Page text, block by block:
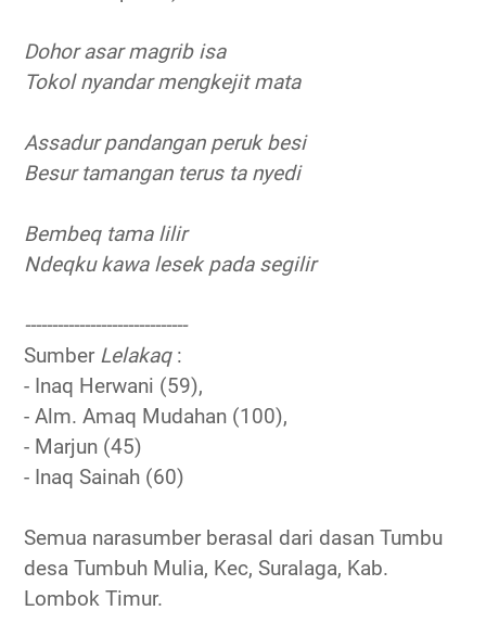
Dohor asar magrib isa
Tokol nyandar mengkejit mata
Assadur pandangan peruk besi
Besur tamangan terus ta nyedi
Bembeq tama lilir
Ndeqku kawa lesek pada segilir
------------------------------
Sumber Lelakaq :
- Inaq Herwani (59),
- Alm. Amaq Mudahan (100),
- Marjun (45)
- Inaq Sainah (60)
Semua narasumber berasal dari dasan Tumbu
desa Tumbuh Mulia, Kec, Suralaga, Kab.
Lombok Timur.